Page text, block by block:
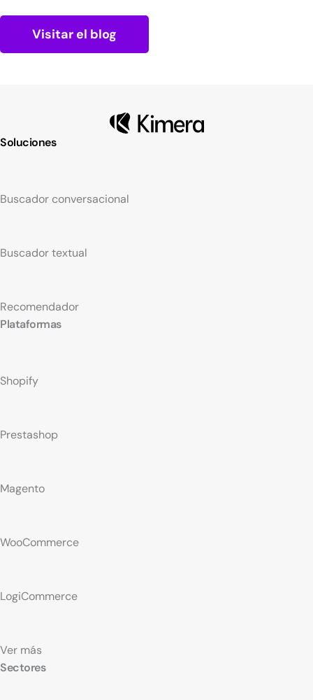
Visitar el blog
Soluciones
Buscador conversacional
Buscador textual
Recomendador
Plataformas
Shopify
Prestashop
Magento
WooCommerce
LogiCommerce
Ver más
Sectores